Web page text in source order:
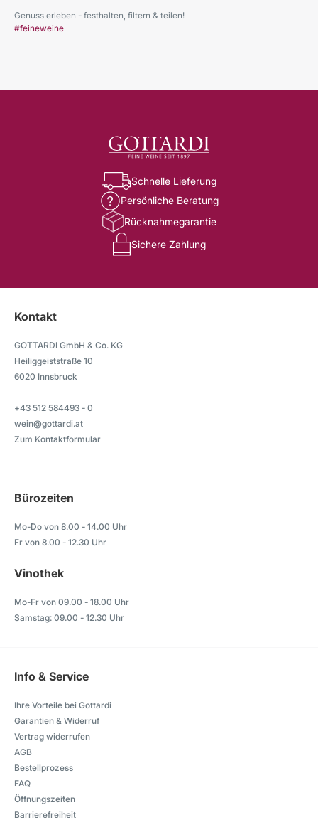
Genuss erleben - festhalten, filtern & teilen!
#feineweine
Schnelle Lieferung
Persönliche Beratung
Rücknahmegarantie
Sichere Zahlung
Kontakt
GOTTARDI GmbH & Co. KG
Heiliggeiststraße 10
6020 Innsbruck
+43 512 584493 - 0
wein@gottardi.at
Zum Kontaktformular
Bürozeiten
Mo-Do von 8.00 - 14.00 Uhr
Fr von 8.00 - 12.30 Uhr
Vinothek
Mo-Fr von 09.00 - 18.00 Uhr
Samstag: 09.00 - 12.30 Uhr
Info & Service
Ihre Vorteile bei Gottardi
Garantien & Widerruf
Vertrag widerrufen
AGB
Bestellprozess
FAQ
Öffnungszeiten
Barrierefreiheit